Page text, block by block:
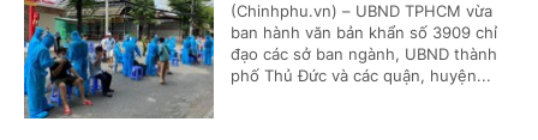
(Chinhphu.vn) – UBND TPHCM vừa
ban hành văn bản khẩn số 3909 chỉ
đạo các sở ban ngành, UBND thành
phố Thủ Đức và các quận, huyện...